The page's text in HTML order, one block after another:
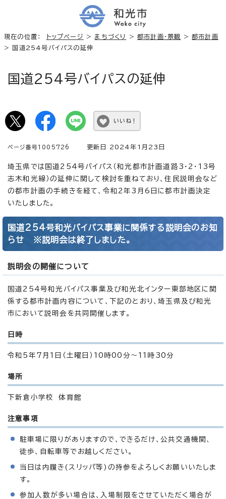
現在の位置： トップページ > まちづくり >都市計画・景観 >都市計画
> 国道254号バイパスの延伸
国道254号バイパスの延伸
いいね！
ページ番号1005726 更新日 2024年1月23日
埼玉県では国道254号バイパス（和光都市計画道路3・2・13号
志木和光線）の延伸に関して検討を重ねており、住民説明会など
の都市計画の手続きを経て、令和2年3月6日に都市計画決定
いたしました。
国道254号和光バイパス事業に関係する説明会のお知
らせ ※説明会は終了しました。
説明会の開催について
国道254号和光バイパス事業及び和光北インター東部地区に関
係する都市計画内容について、下記のとおり、埼玉県及び和光
市において説明会を共同開催します。
日時
令和5年7月1日（土曜日）10時00分～11時30分
場所
下新倉小学校 体育館
注意事項
駐車場に限りがありますので、できるだけ、公共交通機関、
徒歩、自転車等でお越しください。
当日は内履き(スリッパ等)の持参をよろしくお願いいたしま
す。
参加人数が多い場合は、入場制限をさせていただく場合が